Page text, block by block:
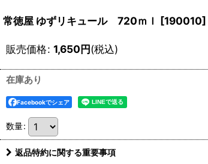
常徳屋 ゆずリキュール 720ｍｌ [190010]
販売価格: 1,650円(税込)
在庫あり
Facebookでシェア
数量:
返品特約に関する重要事項